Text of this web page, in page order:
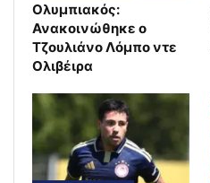
Ολυμπιακός:
Ανακοινώθηκε ο
Τζουλιάνο Λόμπο ντε
Ολιβέιρα